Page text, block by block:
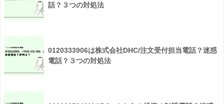
話？３つの対処法
0120333906は株式会社DHC/注文受付担当電話？迷惑
電話？３つの対処法